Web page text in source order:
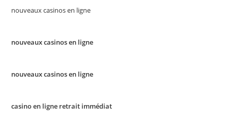
nouveaux casinos en ligne
nouveaux casinos en ligne
nouveaux casinos en ligne
casino en ligne retrait immédiat